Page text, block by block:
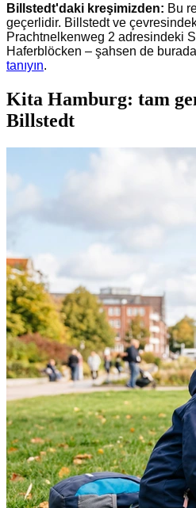
Billstedt'daki kreşimizden: Bu
geçerlidir. Billstedt ve
Prachtnelkenweg 2 adresindeki
Haferblöcken – şahsen de
tanıyın.
Kita Hamburg: tam
Billstedt